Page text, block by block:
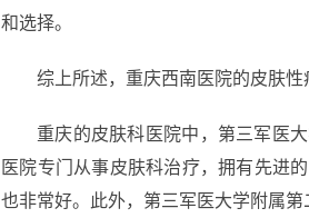
和选择。
综上所述，重庆西南医院的皮肤
重庆的皮肤科医院中，第三军医
医院专门从事皮肤科治疗，拥有先进
也非常好。此外，第三军医大学附属第